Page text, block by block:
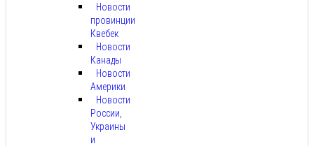
Новости
провинции
Квебек
Новости
Канады
Новости
Америки
Новости
России,
Украины
и